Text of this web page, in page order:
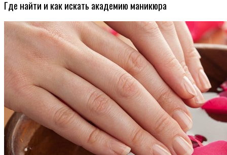
Где найти и как искать академию маникюра